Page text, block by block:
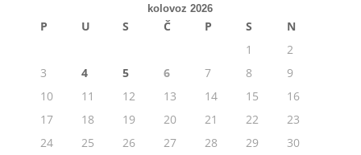
kolovoz 2026
P U S Č P S
N
1
2
3
4 5 6 7 8
9
10
11 12 13 14 15
16
17
18 19 20 21 22
23
24
25 26 27 28 29 30